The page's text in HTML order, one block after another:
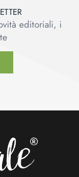
editoriali, i